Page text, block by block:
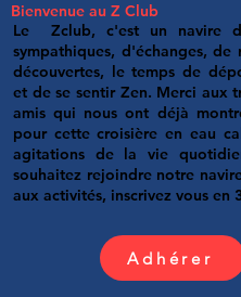
Bienvenue au Z Club
Le Zclub, c'est un navire
sympathiques, d'échanges, de
découvertes, le temps de
et de se sentir Zen. Merci aux
amis qui nous ont déjà
pour cette croisière en eau
agitations de la vie
souhaitez rejoindre notre
aux activités, inscrivez vous en
Adhérer